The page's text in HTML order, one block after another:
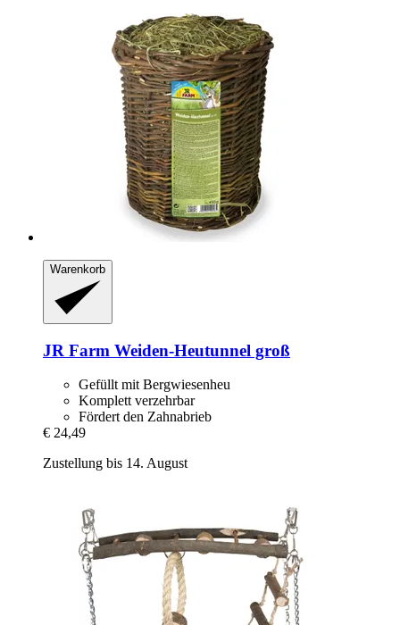
Warenkorb
JR Farm Weiden-​Heutunnel groß
Gefüllt mit Bergwiesenheu
Komplett verzehrbar
Fördert den Zahnabrieb
€ 24,49
Zustellung bis 14. August